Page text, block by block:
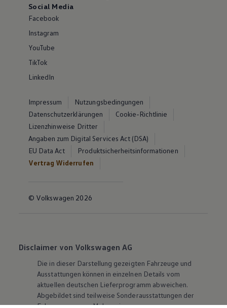
Social Media
Facebook
Instagram
YouTube
TikTok
LinkedIn
Impressum
Nutzungsbedingungen
Datenschutzerklärungen
Cookie-Richtlinie
Lizenzhinweise Dritter
Angaben zum Digital Services Act (DSA)
EU Data Act
Produktsicherheitsinformationen
Vertrag Widerrufen
© Volkswagen 2026
Disclaimer von Volkswagen AG
Die in dieser Darstellung gezeigten Fahrzeuge und
Ausstattungen können in einzelnen Details vom
aktuellen deutschen Lieferprogramm abweichen.
Abgebildet sind teilweise Sonderausstattungen der
Fahrzeuge gegen Mehrpreis.